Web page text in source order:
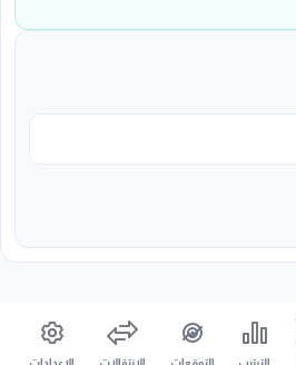
الترتيب التوقعات الإنتقالات الإعدادات